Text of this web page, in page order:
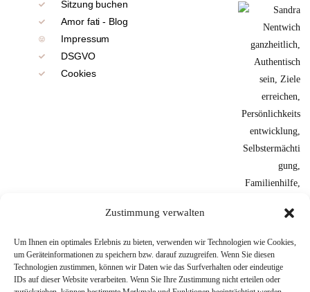
Zustimmung verwalten
Um Ihnen ein optimales Erlebnis zu bieten, verwenden wir Technologien wie Cookies,
um Geräteinformationen zu speichern bzw. darauf zuzugreifen. Wenn Sie diesen
Technologien zustimmen, können wir Daten wie das Surfverhalten oder eindeutige
IDs auf dieser Website verarbeiten. Wenn Sie Ihre Zustimmung nicht erteilen oder
Sitzung buchen
Amor fati - Blog
Impressum
DSGVO
Cookies